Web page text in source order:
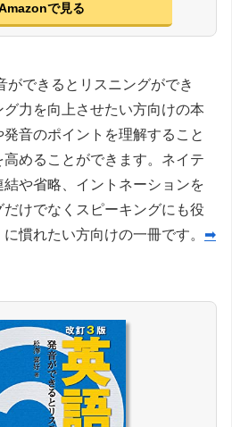
で見る
ができるとリスニングができ
力を向上させたい方向けの本
音のポイントを理解すること
めることができます。ネイテ
や省略、イントネーションを
けでなくスピーキングにも役
慣れたい方向けの一冊です。 ➡